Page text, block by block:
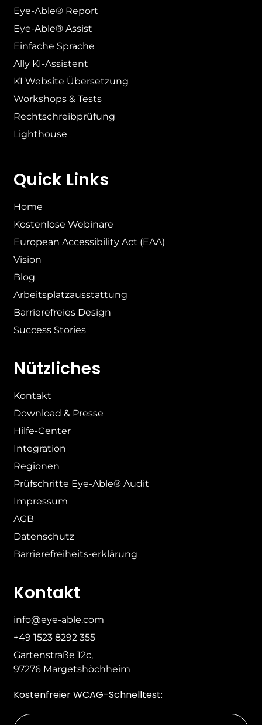
Eye-Able® Report
Eye-Able® Assist
Einfache Sprache
Ally KI-Assistent
KI Website Übersetzung
Workshops & Tests
Rechtschreibprüfung
Lighthouse
Quick Links
Home
Kostenlose Webinare
European Accessibility Act (EAA)
Vision
Blog
Arbeitsplatzausstattung
Barrierefreies Design
Success Stories
Nützliches
Kontakt
Download & Presse
Hilfe-Center
Integration
Regionen
Prüfschritte Eye-Able® Audit
Impressum
AGB
Datenschutz
Barrierefreiheits-erklärung
Kontakt
info@eye-able.com
+49 1523 8292 355
Gartenstraße 12c,
97276 Margetshöchheim
Kostenfreier WCAG-Schnelltest: